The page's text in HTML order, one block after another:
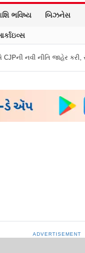
ભવિષ્ય બિઝનેસ
કરી, સપ્ટેમ્બરથી
ADVERTISEMENT